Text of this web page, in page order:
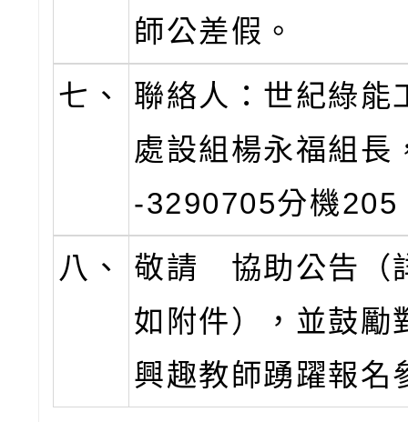
師公差假。
七、
聯絡人：世紀綠能
處設組楊永福組長
-3290705分機205
八、
敬請 協助公告（
如附件），並鼓勵
興趣教師踴躍報名